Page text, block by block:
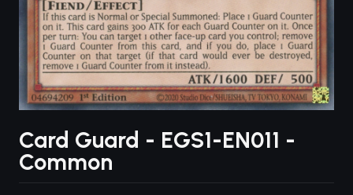
Card Guard - EGS1-EN011 -
Common